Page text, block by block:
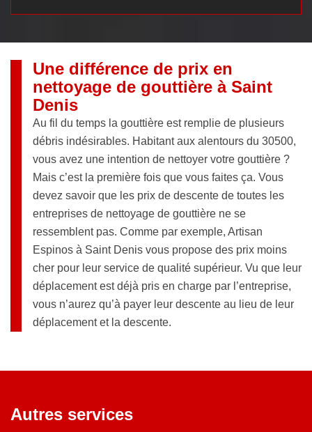
Une différence de prix en
nettoyage de gouttière à Saint
Denis
Au fil du temps la gouttière est remplie de plusieurs
débris indésirables. Habitant aux alentours du 30500,
vous avez une intention de nettoyer votre gouttière ?
Mais c’est la première fois que vous faites ça. Vous
devez savoir que les prix de descente de toutes les
entreprises de nettoyage de gouttière ne se
ressemblent pas. Comme par exemple, Artisan
Espinos à Saint Denis vous propose des prix moins
cher pour leur service de qualité supérieur. Vu que leur
déplacement est déjà pris en charge par l’entreprise,
vous n’aurez qu’à payer leur descente au lieu de leur
déplacement et la descente.
Autres services